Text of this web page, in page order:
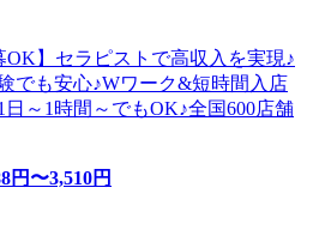
OK】セラピストで高収入を実現♪
でも安心♪Wワーク&短時間入店
～1時間～でもOK♪全国600店舗
円〜3,510円